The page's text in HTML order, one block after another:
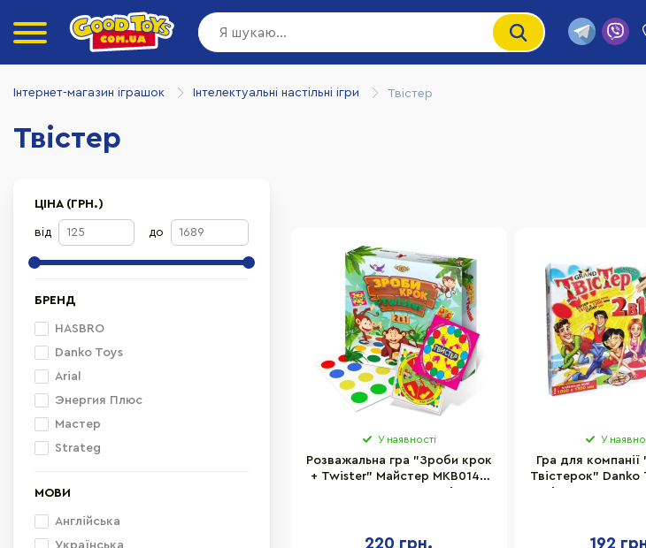
Інтернет-магазин іграшок Інтелектуальні настільні ігри Твістер
Твістер
ЦІНА (ГРН.)
від до
БРЕНД
HASBRO
Danko Toys
Arial
Энергия Плюс
Мастер
Strateg
МОВИ
Англійська
Українська
У наявності
Розважальна гра "Зроби крок
+ Twister" Майстер MKB0146
220 грн.
У
Гра для компанії
Твістерок" Danko
192